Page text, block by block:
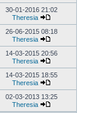
30-01-2016 21:02
Theresia
26-06-2015 08:18
Theresia
14-03-2015 20:56
Theresia
14-03-2015 18:55
Theresia
02-03-2013 13:25
Theresia